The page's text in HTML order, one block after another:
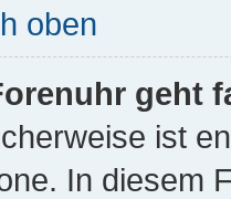
oben
geht
ist
In diesem